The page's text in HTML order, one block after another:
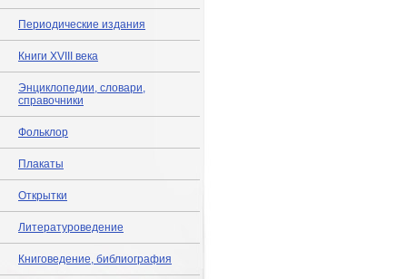
Периодические издания
Книги XVIII века
Энциклопедии, словари,
справочники
Фольклор
Плакаты
Открытки
Литературоведение
Книговедение, библиография